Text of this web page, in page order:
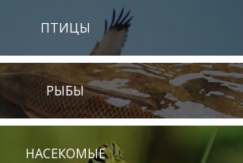
ПТИЦЫ
РЫБЫ
НАСЕКОМЫЕ